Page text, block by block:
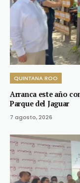
QUINTANA ROO
Arranca este año
Parque del Jaguar
7 agosto, 2026